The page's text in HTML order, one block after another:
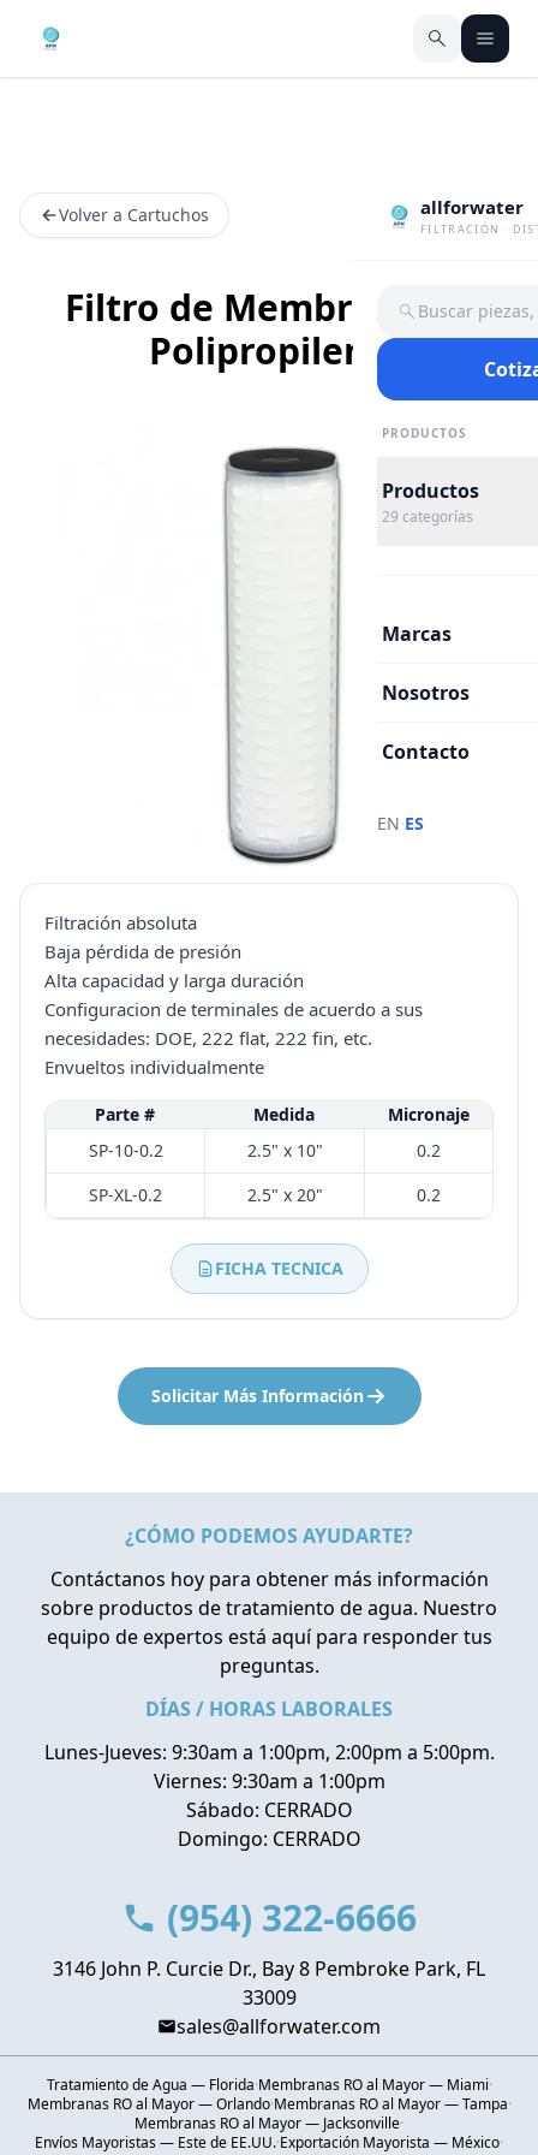
allforwater
FILTRACIÓN ·
Buscar
PRODUCTOS
Productos
29 categorías
Marcas
Nosotros
Contacto
EN·ES
Volver a Cartuchos
Filtro de Membrana de
Polipropileno
Filtración absoluta
Baja pérdida de presión
Alta capacidad y larga duración
Configuracion de terminales de acuerdo a sus
necesidades: DOE, 222 flat, 222 fin, etc.
Envueltos individualmente
Parte # Medida
Micronaje
SP-10-0.2
2.5" x 10"
0.2
SP-XL-0.2
2.5" x 20" 0.2
FICHA TECNICA
Solicitar Más Información
¿CÓMO PODEMOS AYUDARTE?
Contáctanos hoy para obtener más información
sobre productos de tratamiento de agua. Nuestro
equipo de expertos está aquí para responder tus
preguntas.
DÍAS / HORAS LABORALES
Lunes-Jueves: 9:30am a 1:00pm, 2:00pm a 5:00pm.
Viernes: 9:30am a 1:00pm
Sábado: CERRADO
Domingo: CERRADO
(954) 322-6666
3146 John P. Curcie Dr., Bay 8 Pembroke Park, FL
33009
sales@allforwater.com
Tratamiento de Agua — Florida·Membranas RO al Mayor — Miami·
Membranas RO al Mayor — Orlando·Membranas RO al Mayor — Tampa·
Membranas RO al Mayor — Jacksonville·
Envíos Mayoristas — Este de EE.UU.·Exportación Mayorista — México·